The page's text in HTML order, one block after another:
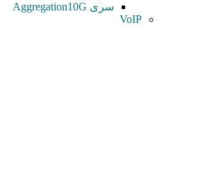
سری Aggregation10G
VoIP